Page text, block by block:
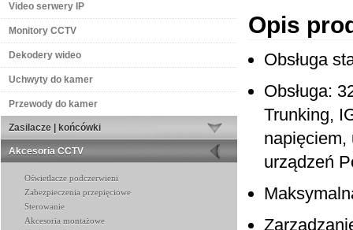
Video serwery IP
Monitory CCTV
Dekodery wideo
Uchwyty do kamer
Przewody do kamer
Zasilacze | końcówki
Akcesoria CCTV
Oświetlacze podczerwieni
Zabezpieczenia przepięciowe
Sterowanie
Akcesoria montażowe
Opis
Obsługa
Obsługa:
Trunking,
napięciem,
urządzeń